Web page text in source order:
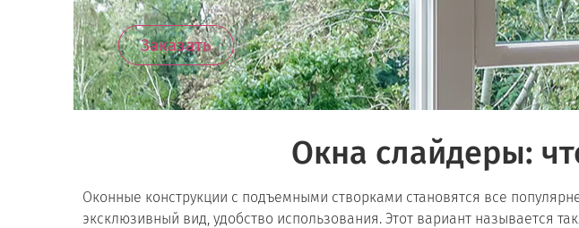
Заказать
Окна слайдеры:
Оконные конструкции с подъемными створками становятся все
эксклюзивный вид, удобство использования. Этот вариант называется